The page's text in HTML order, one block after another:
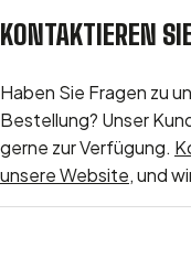
KONTAKTIEREN
Haben Sie Fragen zu
Bestellung? Unser
gerne zur Verfügung.
unsere Website, und